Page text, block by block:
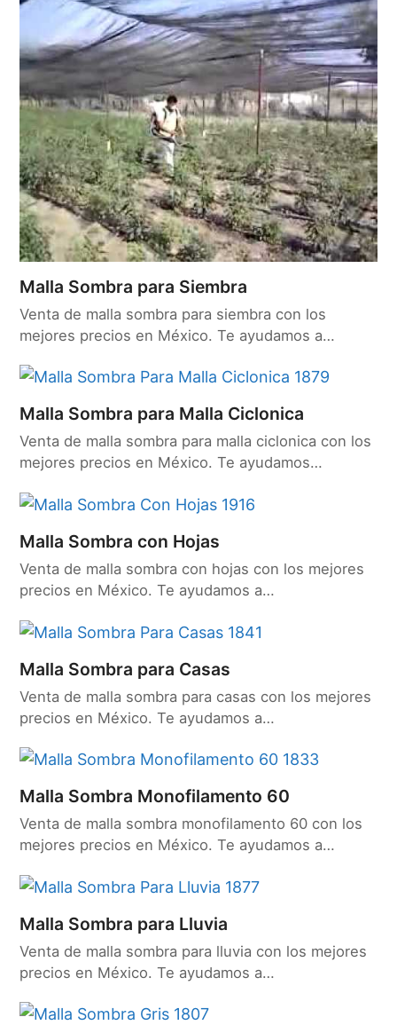
Malla Sombra para Siembra
Venta de malla sombra para siembra con los
mejores precios en México. Te ayudamos a…
Malla Sombra para Malla Ciclonica
Venta de malla sombra para malla ciclonica con los
mejores precios en México. Te ayudamos…
Malla Sombra con Hojas
Venta de malla sombra con hojas con los mejores
precios en México. Te ayudamos a…
Malla Sombra para Casas
Venta de malla sombra para casas con los mejores
precios en México. Te ayudamos a…
Malla Sombra Monofilamento 60
Venta de malla sombra monofilamento 60 con los
mejores precios en México. Te ayudamos a…
Malla Sombra para Lluvia
Venta de malla sombra para lluvia con los mejores
precios en México. Te ayudamos a…